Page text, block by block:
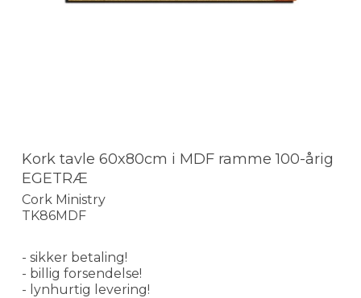
Kork tavle 60x80cm i MDF ramme 100-årig
EGETRÆ
Cork Ministry
TK86MDF
- sikker betaling!
- billig forsendelse!
- lynhurtig levering!